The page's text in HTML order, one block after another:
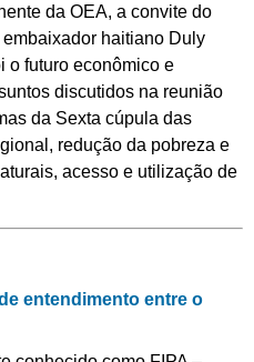
da OEA, a convite do
haitiano Duly
o futuro econômico e
discutidos na reunião
da Sexta cúpula das
redução da pobreza e
acesso e utilização de
entendimento entre o